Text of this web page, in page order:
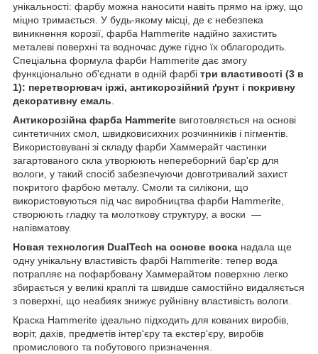
унікальності: фарбу можна наносити навіть прямо на іржу, що
міцно тримається. У будь-якому місці, де є небезпека
виникнення корозії, фарба Hammerite надійно захистить
металеві поверхні та водночас дуже гідно їх облагородить.
Спеціальна формула фарби Hammerite дає змогу
функціонально об'єднати в одній фарбі три властивості (3 в
1): перетворювач іржі, антикорозійний ґрунт і покривну
декоративну емаль.
Антикорозійна фарба Hammerite виготовляється на основі
синтетичних смол, швидковисихних розчинників і пігментів.
Використовувані зі складу фарби Хаммерайт частинки
загартованого скла утворюють непереборний бар'єр для
вологи, у такий спосіб забезпечуючи довготривалий захист
покритого фарбою металу. Смоли та силікони, що
використовуються під час виробництва фарби Hammerite,
створюють гладку та молоткову структуру, а воски —
напівматову.
Новая технология DualTech на основе воска надала ще
одну унікальну властивість фарбі Hammerite: тепер вода
потрапляє на пофарбовану Хаммерайтом поверхню легко
збирається у великі краплі та швидше самостійно видаляється
з поверхні, що неабияк знижує руйнівну властивість вологи.
Краска Hammerite ідеально підходить для кованих виробів,
воріт, дахів, предметів інтер'єру та екстер'єру, виробів
промислового та побутового призначення.